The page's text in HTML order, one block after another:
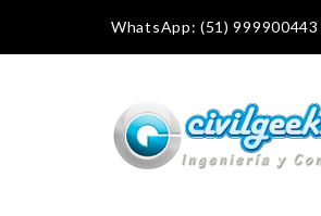
WhatsApp: (51) 999900443